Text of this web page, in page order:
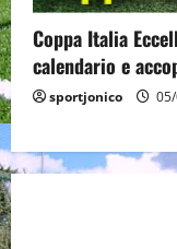
Coppa Italia
calendario e
sportjonico